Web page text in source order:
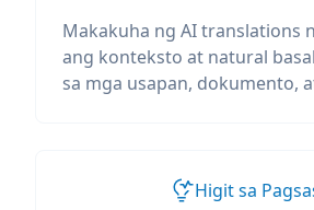
Makakuha ng AI translations
ang konteksto at natural
sa mga usapan, dokumento,
Higit sa